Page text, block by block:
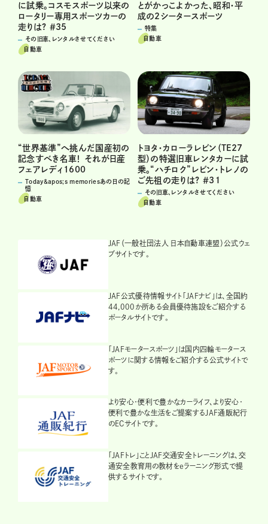
に試乗。コスモスポーツ以来の
ロータリー専用スポーツカーの
走りは? ＃35
その旧車、レンタルさせてください
自動車
とがかっこよかった、昭和・平
成の2シータースポーツ
特集
自動車
“世界基準”へ挑んだ国産初の
記念すべき名車！ それが日産
フェアレディ1600
Today&apos;s memoriesあの日の記
憶
自動車
トヨタ・カローラレビン（TE27
型）の特選旧車レンタカーに試
乗。“ハチロク”レビン・トレノの
ご先祖の走りは? ＃3１
その旧車、レンタルさせてください
自動車
JAF（一般社団法人 日本自動車連盟）公式ウェ
ブサイトです。
JAF公式優待情報サイト「JAFナビ」は、全国約
44,000か所ある会員優待施設をご紹介する
ポータルサイトです。
「JAFモータースポーツ」は国内四輪モータース
ポーツに関する情報をご紹介する公式サイトで
す。
より安心・便利で豊かなカーライフ、より安心・
便利で豊かな生活をご提案するJAF通販紀行
のECサイトです。
「JAFトレ」ことJAF交通安全トレーニングは、交
通安全教育用の教材をeラーニング形式で提
供するサイトです。